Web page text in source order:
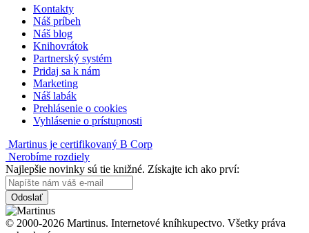
Kontakty
Náš príbeh
Náš blog
Knihovrátok
Partnerský systém
Pridaj sa k nám
Marketing
Náš labák
Prehlásenie o cookies
Vyhlásenie o prístupnosti
Martinus je certifikovaný B Corp
Nerobíme rozdiely
Najlepšie novinky sú tie knižné. Získajte ich ako prví:
Odoslať
© 2000-2026 Martinus. Internetové kníhkupectvo. Všetky práva